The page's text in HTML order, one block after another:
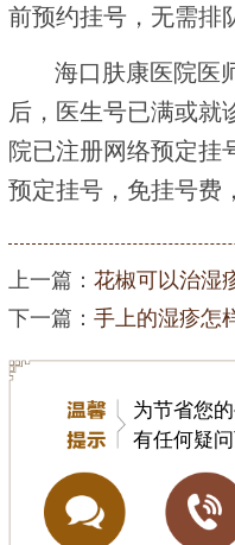
前预约挂号，无需排
海口肤康医院医
后，医生号已满或就
院已注册网络预定挂
预定挂号，免挂号费
上一篇： 花椒可以治湿
下一篇： 手上的湿疹怎
为节省您
有任何疑